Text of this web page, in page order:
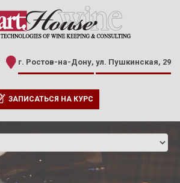
г. Ростов-на-Дону, ул. Пушкинская, 29
ЗАПИСАТЬСЯ НА КУРС